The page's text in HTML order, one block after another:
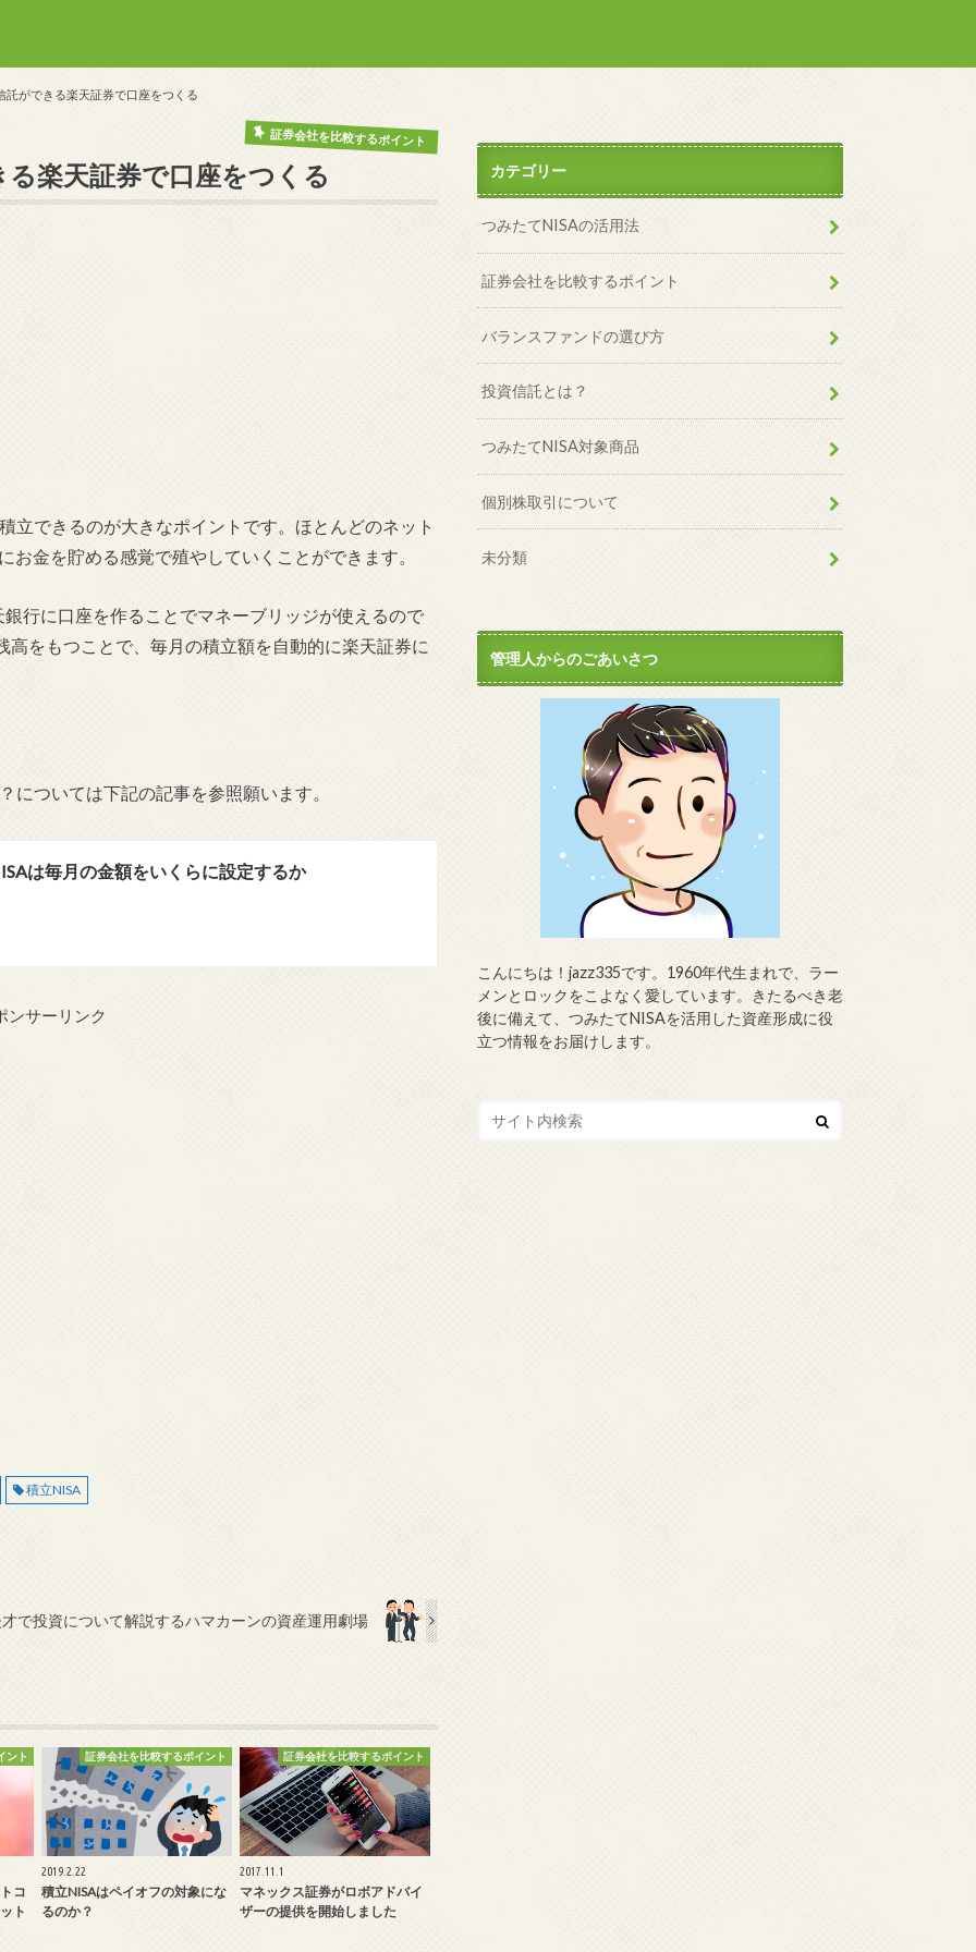
託ができる楽天証券で口座をつくる
証券会社を比較するポイント
楽天証券で口座をつくる
立できるのが大きなポイントです。ほとんどのネット
お金を貯める感覚で殖やしていくことができます。
行に口座を作る ことでマネーブリッジが使えるので
高をもつことで、毎月の積立額を自動的に楽天証券に
については下記の記事を参照願います。
は毎月の金額をいくらに設定するか
ンサーリンク
積立NISA
で投資について解説するハマカーンの資産運用劇場
ント
コ
ト
証券会社を比較するポイント
2019.2.22
積立NISAはペイオフの対象にな
るのか？
証券会社を比較するポイント
2017.11.1
マネックス証券がロボアドバイ
ザーの提供を開始しました
カテゴリー
つみたてNISAの活用法
証券会社を比較するポイント
バランスファンドの選び方
投資信託とは？
つみたてNISA対象商品
個別株取引について
未分類
管理人からのごあいさつ
こんにちは！jazz335です。1960年代生まれで、ラー
メンとロックをこよなく愛しています。きたるべき老
後に備えて、つみたてNISAを活用した資産形成に役
立つ情報をお届けします。